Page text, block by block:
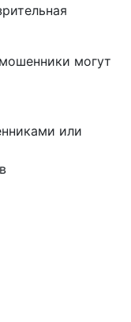
могут
или